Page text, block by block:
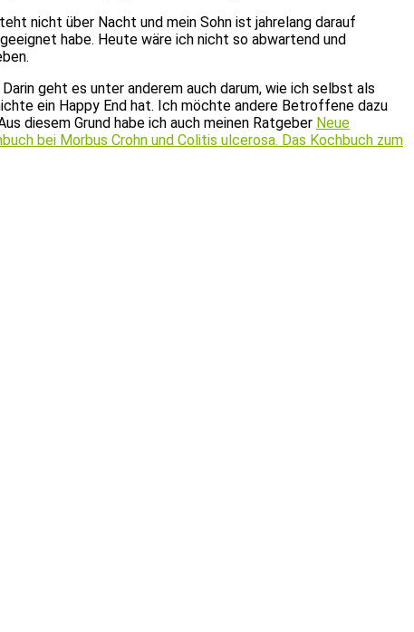
nicht über Nacht und mein Sohn ist jahrelang darauf
habe. Heute wäre ich nicht so abwartend und
geht es unter anderem auch darum, wie ich selbst als
ein Happy End hat. Ich möchte andere Betroffene dazu
diesem Grund habe ich auch meinen Ratgeber Neue
bei Morbus Crohn und Colitis ulcerosa. Das Kochbuch zum